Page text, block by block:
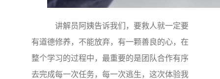
讲解员阿姨告诉我们，要救人就一定要
有道德修养，不能放弃，有一颗善良的心，在
整个学习的过程中，最重要的是团队合作有序
去完成每一次任务，每一次逃生，这次体验我